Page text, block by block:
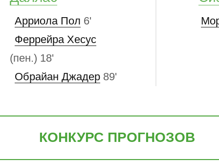
Арриола Пол 6'
Феррейра Хесус
(пен.) 18'
Обрайан Джадер 89'
КОНКУРС ПРОГНОЗОВ